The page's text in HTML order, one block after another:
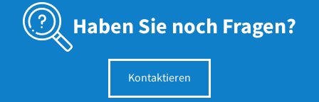
Haben Sie noch Fragen?
Kontaktieren